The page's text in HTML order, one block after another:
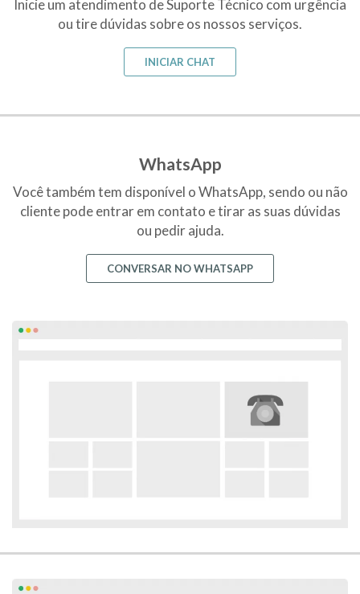
Inicie um atendimento de Suporte Técnico com urgência
ou tire dúvidas sobre os nossos serviços.
INICIAR CHAT
WhatsApp
Você também tem disponível o WhatsApp, sendo ou não
cliente pode entrar em contato e tirar as suas dúvidas
ou pedir ajuda.
CONVERSAR NO WHATSAPP